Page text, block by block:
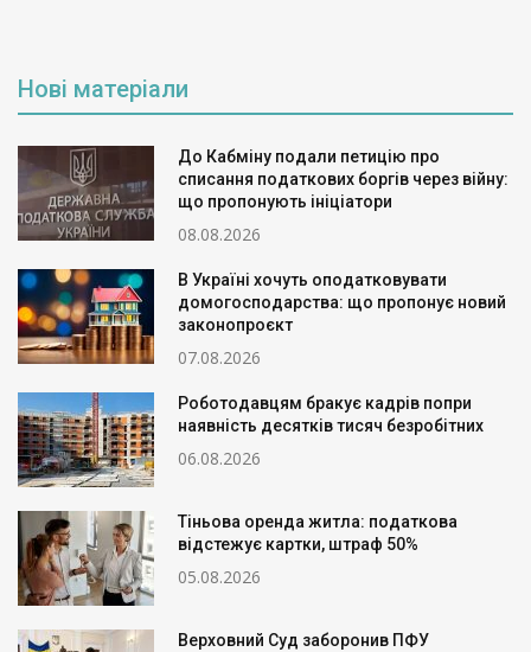
Нові матеріали
До Кабміну подали петицію про
списання податкових боргів через війну:
що пропонують ініціатори
08.08.2026
В Україні хочуть оподатковувати
домогосподарства: що пропонує новий
законопроєкт
07.08.2026
Роботодавцям бракує кадрів попри
наявність десятків тисяч безробітних
06.08.2026
Тіньова оренда житла: податкова
відстежує картки, штраф 50%
05.08.2026
Верховний Суд заборонив ПФУ